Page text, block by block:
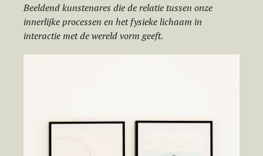
Beeldend kunstenares die de relatie tussen onze
innerlijke processen en het fysieke lichaam in
interactie met de wereld vorm geeft.